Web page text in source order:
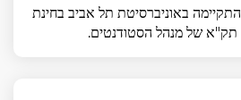
בספטמבר 2020, התקיימה באוניברסיטת תל אביב בחינת
תק"א של מנהל הסטודנטים.